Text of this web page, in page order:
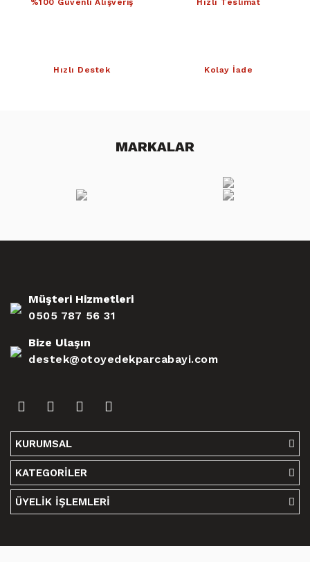
%100 Güvenli Alışveriş Hızlı Teslimat
Hızlı Destek Kolay İade
MARKALAR
Müşteri Hizmetleri
0505 787 56 31
Bize Ulaşın
destek@otoyedekparcabayi.com
KURUMSAL
KATEGORİLER
ÜYELİK İŞLEMLERİ